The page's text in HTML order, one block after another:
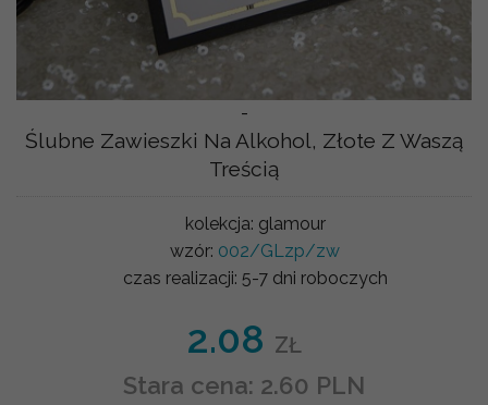
-
Ślubne Zawieszki Na Alkohol, Złote Z Waszą
Treścią
kolekcja: glamour
wzór: 002/GLzp/zw
czas realizacji: 5-7 dni roboczych
2.08 ZŁ
Stara cena: 2.60 PLN